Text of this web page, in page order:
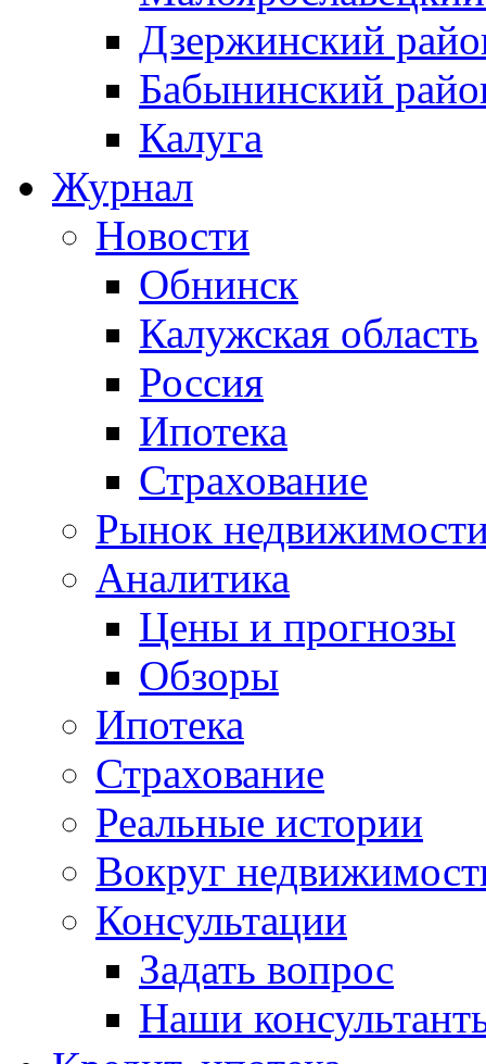
Дзержинский
Бабынинский
Калуга
Журнал
Новости
Обнинск
Калужская область
Россия
Ипотека
Страхование
Рынок
Аналитика
Цены и прогнозы
Обзоры
Ипотека
Страхование
Реальные истории
Вокруг
Консультации
Задать вопрос
Наши